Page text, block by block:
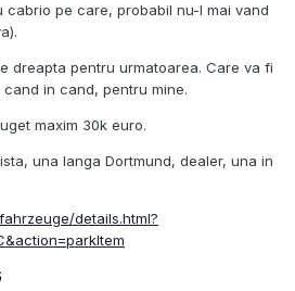
cabrio pe care, probabil nu-l mai vand
dreapta pentru urmatoarea. Care va fi
in cand, pentru mine.
maxim 30k euro.
una langa Dortmund, dealer, una in
details.html?